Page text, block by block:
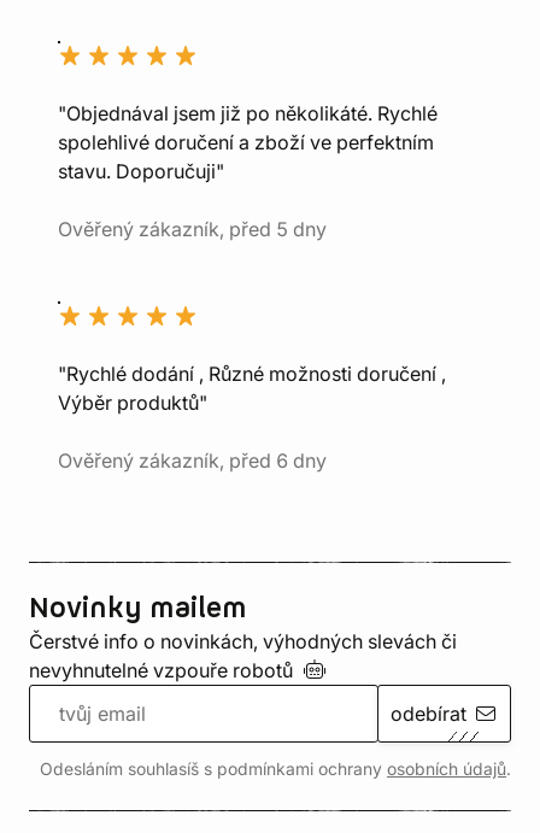
"Objednával jsem již po několikáté. Rychlé
spolehlivé doručení a zboží ve perfektním
stavu. Doporučuji"
Ověřený zákazník, před 5 dny
"Rychlé dodání , Různé možnosti doručení ,
Výběr produktů"
Ověřený zákazník, před 6 dny
Novinky mailem
Čerstvé info o novinkách, výhodných slevách či
nevyhnutelné vzpouře robotů
odebírat
Odesláním souhlasíš s podmínkami ochrany osobních údajů.